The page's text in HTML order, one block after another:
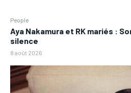
People
Aya Nakamura et RK mariés :
silence
8 août 2026